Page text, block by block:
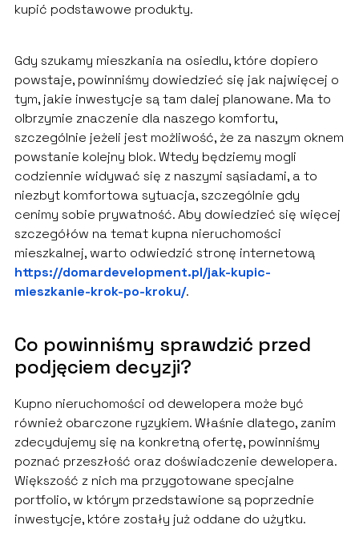
kupić podstawowe produkty.
Gdy szukamy mieszkania na osiedlu, które dopiero
powstaje, powinniśmy dowiedzieć się jak najwięcej o
tym, jakie inwestycje są tam dalej planowane. Ma to
olbrzymie znaczenie dla naszego komfortu,
szczególnie jeżeli jest możliwość, że za naszym oknem
powstanie kolejny blok. Wtedy będziemy mogli
codziennie widywać się z naszymi sąsiadami, a to
niezbyt komfortowa sytuacja, szczególnie gdy
cenimy sobie prywatność. Aby dowiedzieć się więcej
szczegółów na temat kupna nieruchomości
mieszkalnej, warto odwiedzić stronę internetową
https://domardevelopment.pl/jak-kupic-
mieszkanie-krok-po-kroku/.
Co powinniśmy sprawdzić przed
podjęciem decyzji?
Kupno nieruchomości od dewelopera może być
również obarczone ryzykiem. Właśnie dlatego, zanim
zdecydujemy się na konkretną ofertę, powinniśmy
poznać przeszłość oraz doświadczenie dewelopera.
Większość z nich ma przygotowane specjalne
portfolio, w którym przedstawione są poprzednie
inwestycje, które zostały już oddane do użytku.